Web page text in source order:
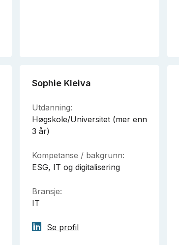
Sophie Kleiva
Utdanning:
Høgskole/Universitet (mer enn
3 år)
Kompetanse / bakgrunn:
ESG, IT og digitalisering
Bransje:
IT
Se profil